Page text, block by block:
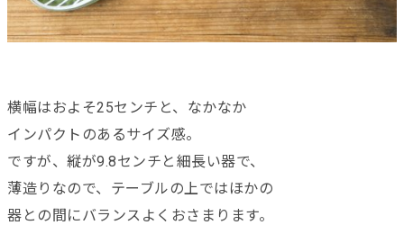
横幅はおよそ25センチと、なかなか
インパクトのあるサイズ感。
ですが、縦が9.8センチと細長い器で、
薄造りなので、テーブルの上ではほかの
器との間にバランスよくおさまります。